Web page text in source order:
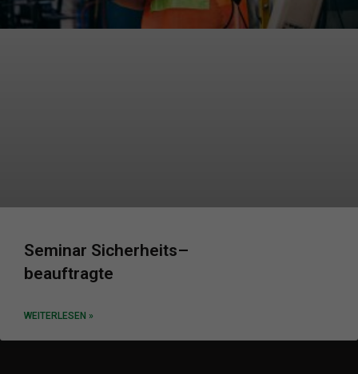
Seminar Sicherheits–
beauftragte
WEITERLESEN »